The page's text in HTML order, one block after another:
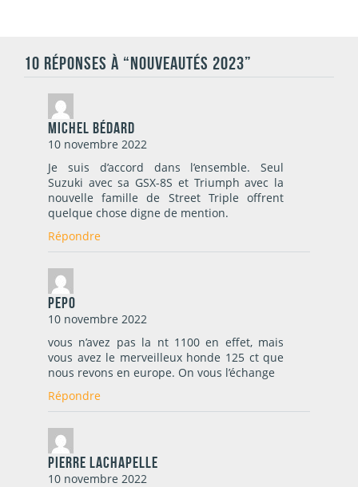
10 RÉPONSES À “NOUVEAUTÉS 2023”
Michel Bédard
10 novembre 2022
Je suis d’accord dans l’ensemble. Seul
Suzuki avec sa GSX-8S et Triumph avec la
nouvelle famille de Street Triple offrent
quelque chose digne de mention.
Répondre
pepo
10 novembre 2022
vous n’avez pas la nt 1100 en effet, mais
vous avez le merveilleux honde 125 ct que
nous revons en europe. On vous l’échange
Répondre
pierre lachapelle
10 novembre 2022